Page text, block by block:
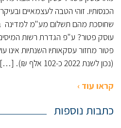
הכנסותיו. זוהי הטבה לעצמאיים
שחוסכת מהם תשלום מע"מ למדינה
עוסק פטור? ע"פ הגדרת רשות
פטור מחזור עסקאותיו השנתיות
(נכון לשנת 2022 כ-102 אלף ₪). […]
קראו עוד ›
כתבות נוספות